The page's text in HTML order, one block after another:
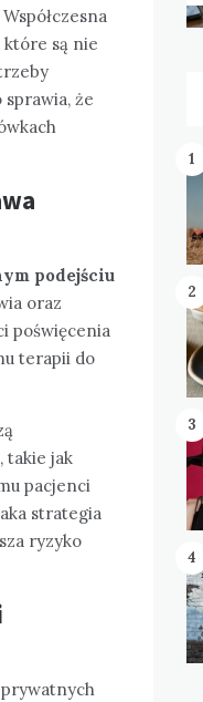
które są nie
że
podejściu
oraz
poświęcenia
terapii do
takie jak
pacjenci
strategia
ryzyko
1
2
3
4